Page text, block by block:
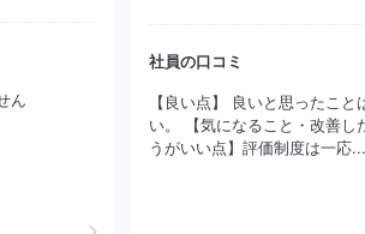
竹本容器株式会社
日油株式会社
日本パ
会社フコク
東洋合成工業株式会社 ほか
ん
社員の口コミ
【良い点】 良いと思ったこと
い。 【気になること・改善し
うがいい点】 ​評価制度は一応...